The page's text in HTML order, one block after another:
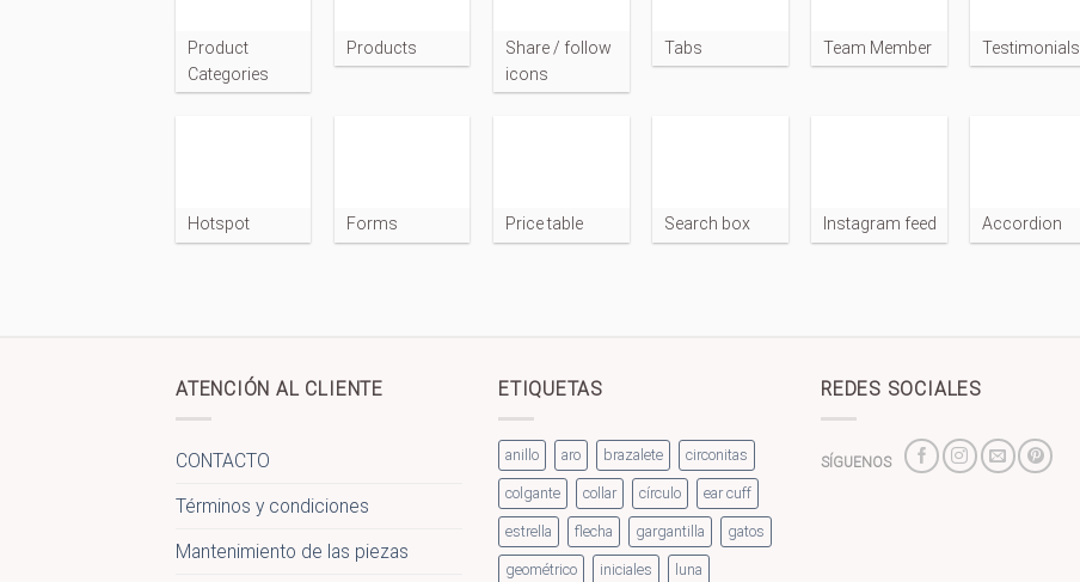
Product
Categories
Products
Share / follow
icons
Tabs Team Member Testimonials
Hotspot Forms Price table Search box Instagram feed Accordion
ATENCIÓN AL CLIENTE
CONTACTO
Términos y condiciones
Mantenimiento de las piezas
ETIQUETAS
anillo aro brazalete circonitas
colgante collar círculo ear cuff
estrella flecha gargantilla gatos
geométrico iniciales luna
REDES SOCIALES
SÍGUENOS